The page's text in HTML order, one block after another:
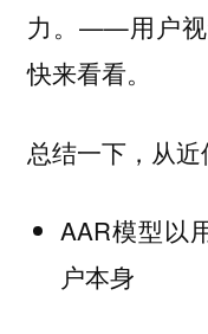
力。——用户视
快来看看。
总结一下，从近
AAR模型以
户本身